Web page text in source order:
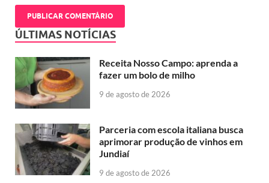
ÚLTIMAS NOTÍCIAS
Receita Nosso Campo: aprenda a
fazer um bolo de milho
9 de agosto de 2026
Parceria com escola italiana busca
aprimorar produção de vinhos em
Jundiaí
9 de agosto de 2026